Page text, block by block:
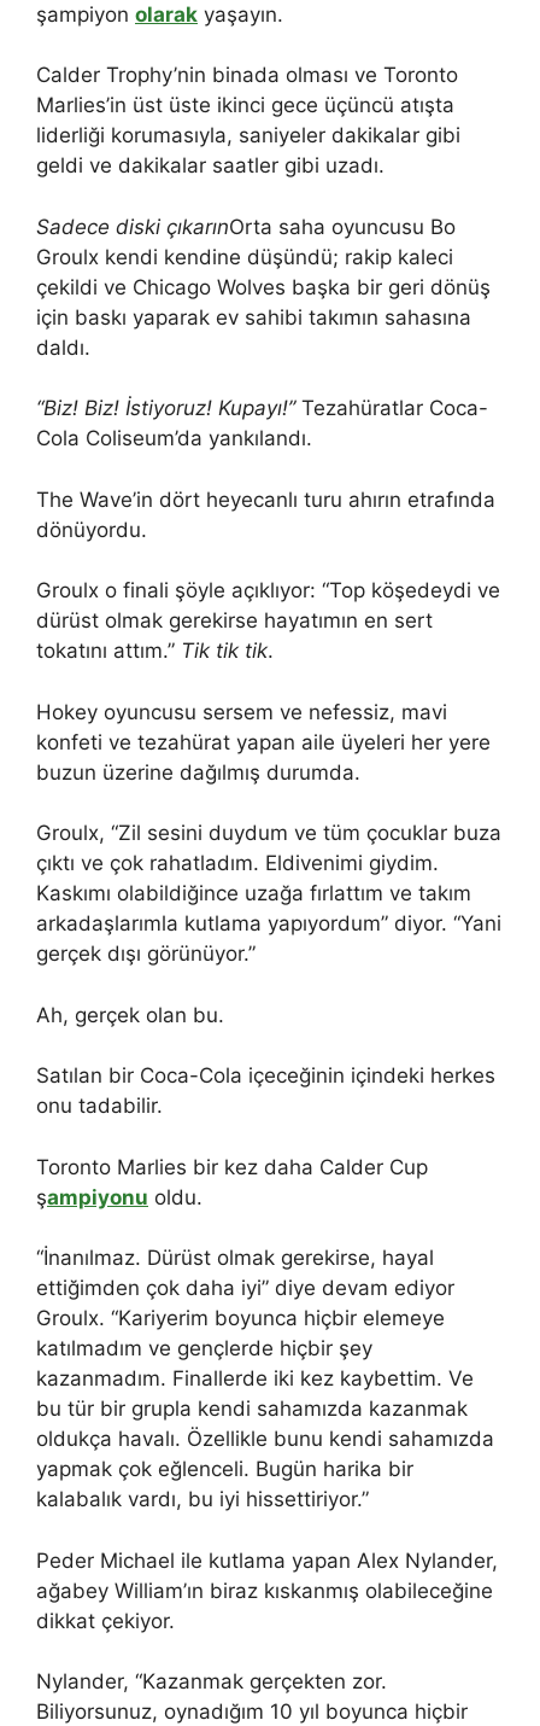
şampiyon olarak yaşayın.
Calder Trophy’nin binada olması ve Toronto
Marlies’in üst üste ikinci gece üçüncü atışta
liderliği korumasıyla, saniyeler dakikalar gibi
geldi ve dakikalar saatler gibi uzadı.
Sadece diski çıkarınOrta saha oyuncusu Bo
Groulx kendi kendine düşündü; rakip kaleci
çekildi ve Chicago Wolves başka bir geri dönüş
için baskı yaparak ev sahibi takımın sahasına
daldı.
“Biz! Biz! İstiyoruz! Kupayı!”Tezahüratlar Coca-
Cola Coliseum’da yankılandı.
The Wave’in dört heyecanlı turu ahırın etrafında
dönüyordu.
Groulx o finali şöyle açıklıyor: “Top köşedeydi ve
dürüst olmak gerekirse hayatımın en sert
tokatını attım.” Tik tik tik.
Hokey oyuncusu sersem ve nefessiz, mavi
konfeti ve tezahürat yapan aile üyeleri her yere
buzun üzerine dağılmış durumda.
Groulx, “Zil sesini duydum ve tüm çocuklar buza
çıktı ve çok rahatladım. Eldivenimi giydim.
Kaskımı olabildiğince uzağa fırlattım ve takım
arkadaşlarımla kutlama yapıyordum” diyor. “Yani
gerçek dışı görünüyor.”
Ah, gerçek olan bu.
Satılan bir Coca-Cola içeceğinin içindeki herkes
onu tadabilir.
Toronto Marlies bir kez daha Calder Cup
şampiyonu oldu.
“İnanılmaz. Dürüst olmak gerekirse, hayal
ettiğimden çok daha iyi” diye devam ediyor
Groulx. “Kariyerim boyunca hiçbir elemeye
katılmadım ve gençlerde hiçbir şey
kazanmadım. Finallerde iki kez kaybettim. Ve
bu tür bir grupla kendi sahamızda kazanmak
oldukça havalı. Özellikle bunu kendi sahamızda
yapmak çok eğlenceli. Bugün harika bir
kalabalık vardı, bu iyi hissettiriyor.”
Peder Michael ile kutlama yapan Alex Nylander,
ağabey William’ın biraz kıskanmış olabileceğine
dikkat çekiyor.
Nylander, “Kazanmak gerçekten zor.
Biliyorsunuz, oynadığım 10 yıl boyunca hiçbir